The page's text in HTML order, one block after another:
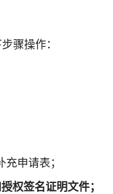
骤操作：
申请表；
权签名证明文件；